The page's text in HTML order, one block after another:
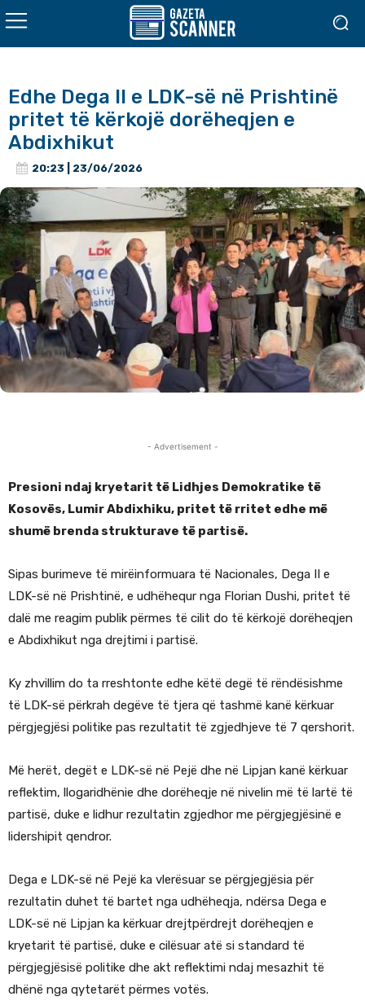
Edhe Dega II e LDK-së në Prishtinë
pritet të kërkojë dorëheqjen e
Abdixhikut
20:23 | 23/06/2026
- Advertisement -
Presioni ndaj kryetarit të Lidhjes Demokratike të
Kosovës, Lumir Abdixhiku, pritet të rritet edhe më
shumë brenda strukturave të partisë.
Sipas burimeve të mirëinformuara të Nacionales, Dega II e
LDK-së në Prishtinë, e udhëhequr nga Florian Dushi, pritet të
dalë me reagim publik përmes të cilit do të kërkojë dorëheqjen
e Abdixhikut nga drejtimi i partisë.
Ky zhvillim do ta rreshtonte edhe këtë degë të rëndësishme
të LDK-së përkrah degëve të tjera që tashmë kanë kërkuar
përgjegjësi politike pas rezultatit të zgjedhjeve të 7 qershorit.
Më herët, degët e LDK-së në Pejë dhe në Lipjan kanë kërkuar
reflektim, llogaridhënie dhe dorëheqje në nivelin më të lartë të
partisë, duke e lidhur rezultatin zgjedhor me përgjegjësinë e
lidershipit qendror.
Dega e LDK-së në Pejë ka vlerësuar se përgjegjësia për
rezultatin duhet të bartet nga udhëheqja, ndërsa Dega e
LDK-së në Lipjan ka kërkuar drejtpërdrejt dorëheqjen e
kryetarit të partisë, duke e cilësuar atë si standard të
përgjegjësisë politike dhe akt reflektimi ndaj mesazhit të
dhënë nga qytetarët përmes votës.